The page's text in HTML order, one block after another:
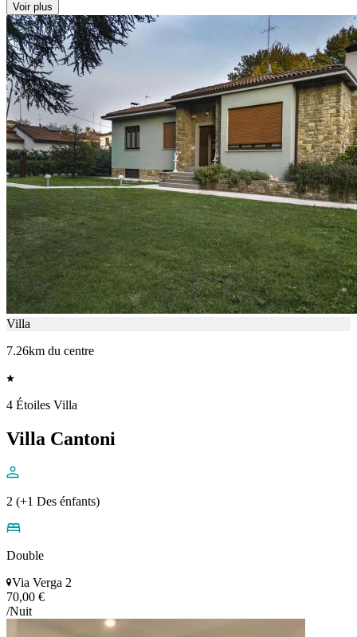
Voir plus
Villa
7.26km du centre
4 Étoiles Villa
Villa Cantoni
2 (+1 Des énfants)
Double
Via Verga 2
70,00 €
/Nuit